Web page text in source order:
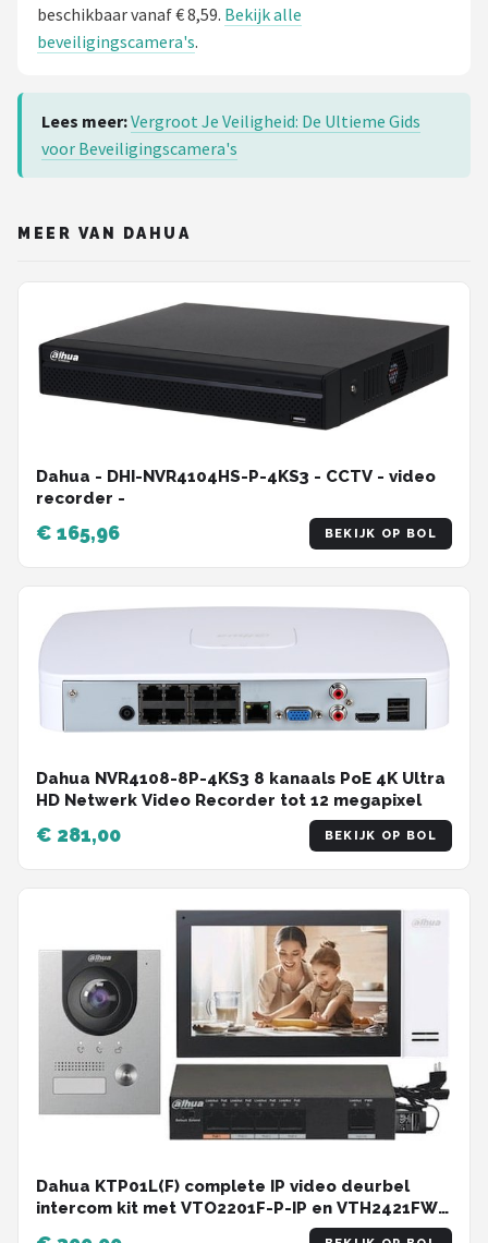
beschikbaar vanaf € 8,59. Bekijk alle
beveiligingscamera's.
Lees meer:Vergroot Je Veiligheid: De Ultieme Gids
voor Beveiligingscamera's
MEER VAN DAHUA
Dahua - DHI-NVR4104HS-P-4KS3 - CCTV - video
recorder -
€ 165,96 BEKIJK OP BOL
Dahua NVR4108-8P-4KS3 8 kanaals PoE 4K Ultra
HD Netwerk Video Recorder tot 12 megapixel
€ 281,00 BEKIJK OP BOL
Dahua KTP01L(F) complete IP video deurbel
intercom kit met VTO2201F-P-IP en VTH2421FW-
P inclusief PoE switch en inbouwbehuizing